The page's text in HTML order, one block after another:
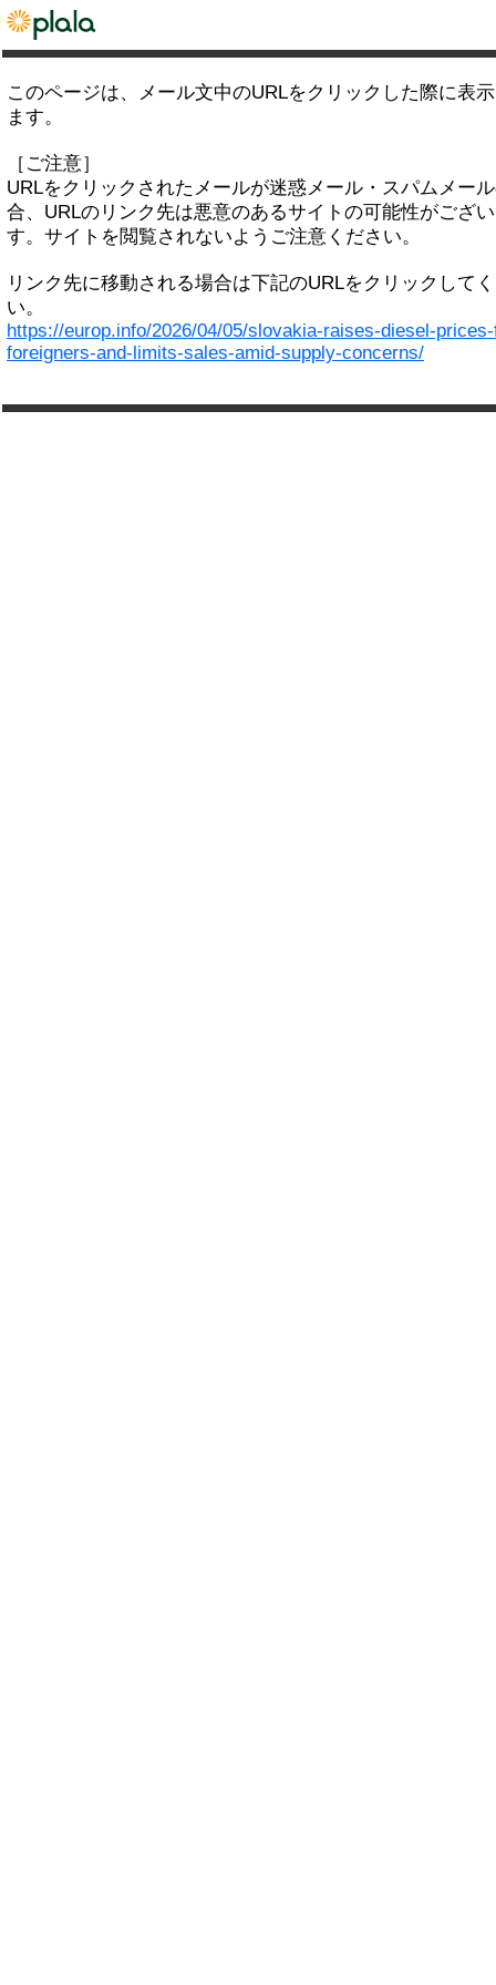
このページは、メール文中のURLをクリックした際に表
ます。
［ご注意］
URLをクリックされたメールが迷惑メール・スパムメー
合、URLのリンク先は悪意のあるサイトの可能性がござ
す。サイトを閲覧されないようご注意ください。
リンク先に移動される場合は下記のURLをクリックして
い。
https://europ.info/2026/04/05/slovakia-raises-diesel-
foreigners-and-limits-sales-amid-supply-concerns/